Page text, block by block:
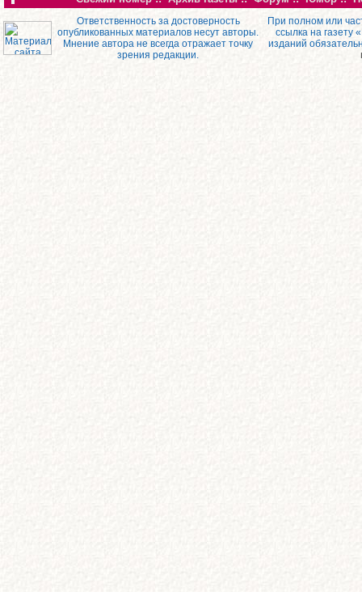
Ответственность за достоверность
опубликованных материалов несут авторы.
Мнение автора не всегда отражает точку
зрения редакции.
При полном или
ссылка на газету
изданий